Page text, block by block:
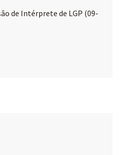
de Intérprete de LGP (09-